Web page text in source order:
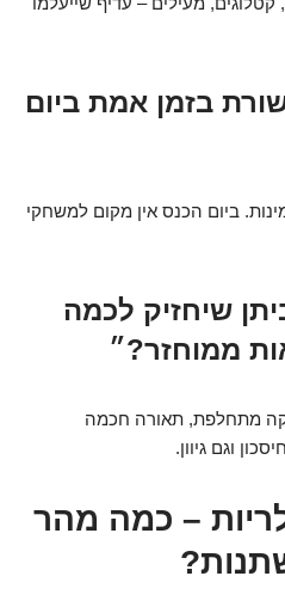
בזמן אמת ביום
ביום הכנס אין מקום למשחקי
שיחזיק לכמה
ממוחזר?״
מתחלפת, תאורה חכמה
וגם גיוון.
מודולריות – כמה מהר